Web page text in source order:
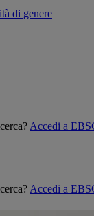
di genere
Accedi a
Accedi a